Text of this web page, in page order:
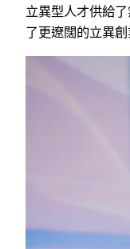
立異型人才供給
了更遼闊的立異創